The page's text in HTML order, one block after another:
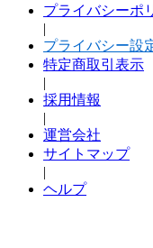
プライバシーポ
|
プライバシー設
特定商取引表示
|
採用情報
|
運営会社
サイトマップ
|
ヘルプ